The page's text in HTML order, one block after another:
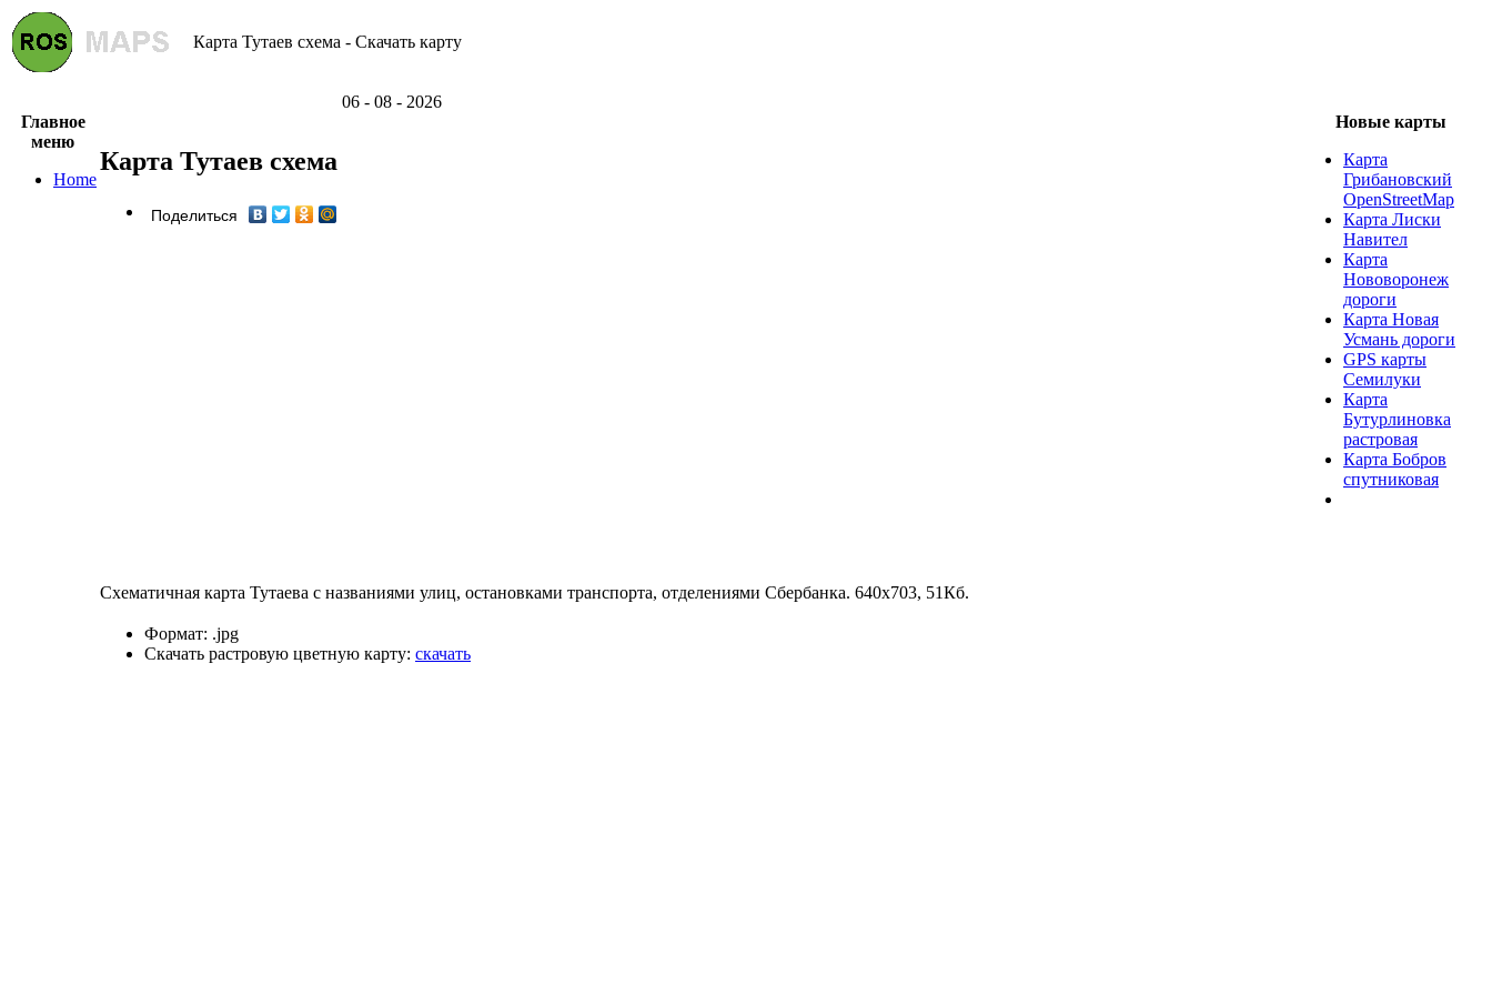
Карта Тутаев схема - Скачать карту
06 - 08 - 2026
Главное
меню
Home
Карта Тутаев схема
Поделиться
Схематичная карта Тутаева с названиями улиц, остановками транспорта, отделениями Сбербанка. 640x703, 51Кб.
Формат: .jpg
Скачать растровую цветную карту: скачать
Новые карты
Карта
Грибановский
OpenStreetMap
Карта Лиски
Навител
Карта
Нововоронеж
дороги
Карта Новая
Усмань дороги
GPS карты
Семилуки
Карта
Бутурлиновка
растровая
Карта Бобров
спутниковая